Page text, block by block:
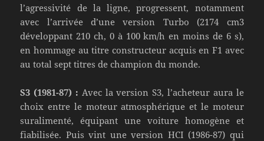
l’agressivité de la ligne, progressent, notamment
avec l’arrivée d’une version Turbo (2174 cm3
développant 210 ch, 0 à 100 km/h en moins de 6 s),
en hommage au titre constructeur acquis en F1 avec
au total sept titres de champion du monde.
S3 (1981-87) : Avec la version S3, l’acheteur aura le
choix entre le moteur atmosphérique et le moteur
suralimenté, équipant une voiture homogène et
fiabilisée. Puis vint une version HCI (1986-87) qui